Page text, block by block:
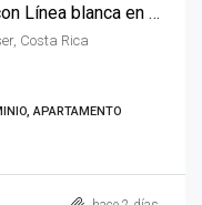
Apartamento de 2 Habitaciones con Línea blanca en QBO Rohrmoser
Costa Rica
APARTAMENTO